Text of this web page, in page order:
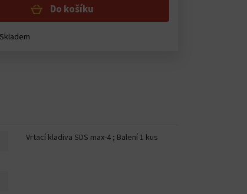
Do košíku
Vrtací kladiva SDS max-4 ; Balení 1 kus